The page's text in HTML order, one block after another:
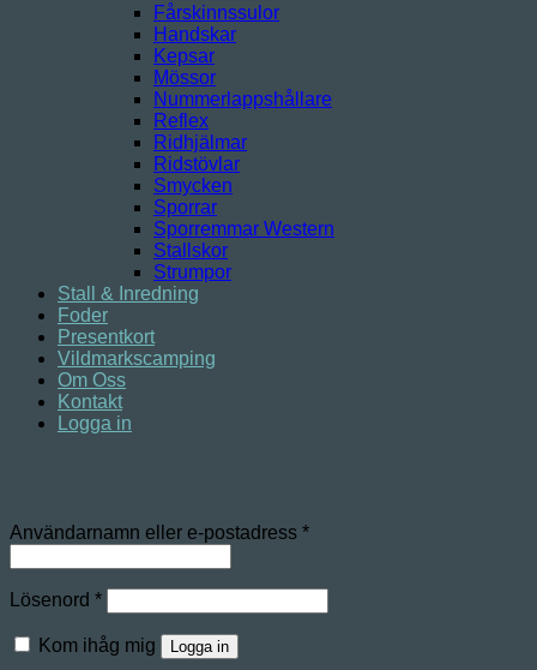
Fårskinnssulor
Handskar
Kepsar
Mössor
Nummerlappshållare
Reflex
Ridhjälmar
Ridstövlar
Smycken
Sporrar
Sporremmar Western
Stallskor
Strumpor
Stall & Inredning
Foder
Presentkort
Vildmarkscamping
Om Oss
Kontakt
Logga in
Användarnamn eller e-postadress *Obligatoriskt
Lösenord *Obligatoriskt
Kom ihåg mig Logga in